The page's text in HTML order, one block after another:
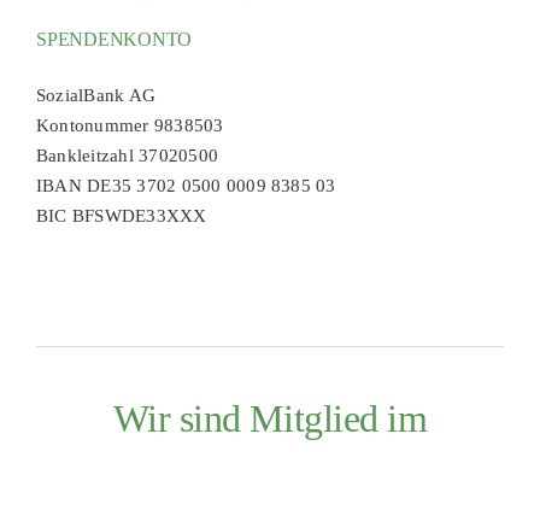
SPENDENKONTO
SozialBank AG
Kontonummer 9838503
Bankleitzahl 37020500
IBAN DE35 3702 0500 0009 8385 03
BIC BFSWDE33XXX
Wir sind Mitglied im